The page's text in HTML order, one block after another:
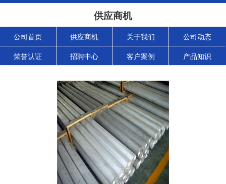
供应商机
公司首页 供应商机 关于我们 公司动态
荣誉认证 招聘中心 客户案例 产品知识